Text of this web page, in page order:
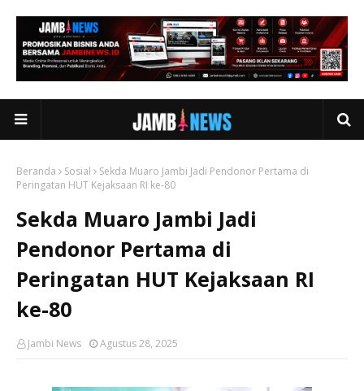
Beranda Sosial
Sekda Muaro Jambi Jadi Pendonor Pertama di
Peringatan HUT Kejaksaan RI ke-80
Sekda Muaro Jambi Jadi
Pendonor Pertama di
Peringatan HUT Kejaksaan RI
ke-80
Jambi News Agustus 28, 2025